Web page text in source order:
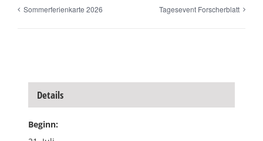
Sommerferienkarte 2026 Tagesevent Forscherblatt
Details
Beginn: